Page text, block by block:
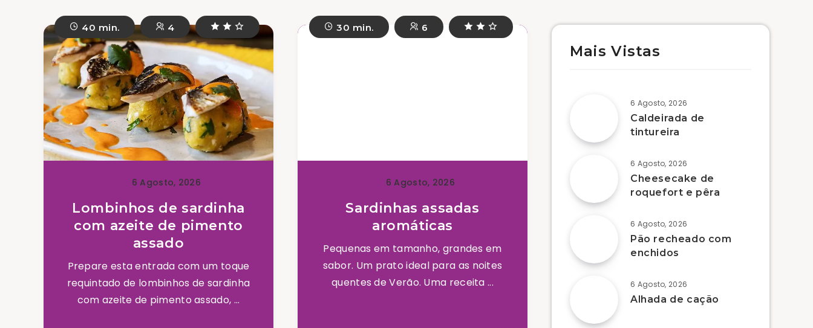
40 min. 4
6 Agosto, 2026
Lombinhos de sardinha
com azeite de pimento
assado
Prepare esta entrada com um toque
requintado de lombinhos de sardinha
com azeite de pimento assado, ...
30 min. 6
6 Agosto, 2026
Sardinhas assadas
aromáticas
Pequenas em tamanho, grandes em
sabor. Um prato ideal para as noites
quentes de Verão. Uma receita ...
Mais Vistas
6 Agosto, 2026
Caldeirada de
tintureira
6 Agosto, 2026
Cheesecake de
roquefort e pêra
6 Agosto, 2026
Pão recheado com
enchidos
6 Agosto, 2026
Alhada de cação